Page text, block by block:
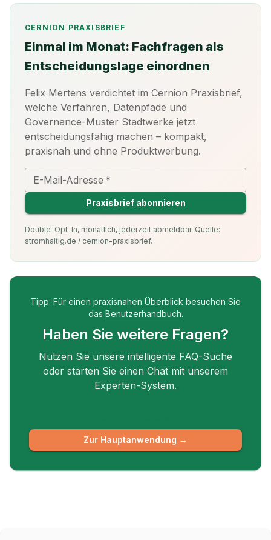
CERNION PRAXISBRIEF
Einmal im Monat: Fachfragen als
Entscheidungslage einordnen
Felix Mertens verdichtet im Cernion Praxisbrief,
welche Verfahren, Datenpfade und
Governance-Muster Stadtwerke jetzt
entscheidungsfähig machen – kompakt,
praxisnah und ohne Produktwerbung.
E-Mail-Adresse *
Praxisbrief abonnieren
Double-Opt-In, monatlich, jederzeit abmeldbar. Quelle:
stromhaltig.de / cernion-praxisbrief.
Tipp: Für einen praxisnahen Überblick besuchen Sie
das Benutzerhandbuch.
Haben Sie weitere Fragen?
Nutzen Sie unsere intelligente FAQ-Suche
oder starten Sie einen Chat mit unserem
Experten-System.
Zur Hauptanwendung →